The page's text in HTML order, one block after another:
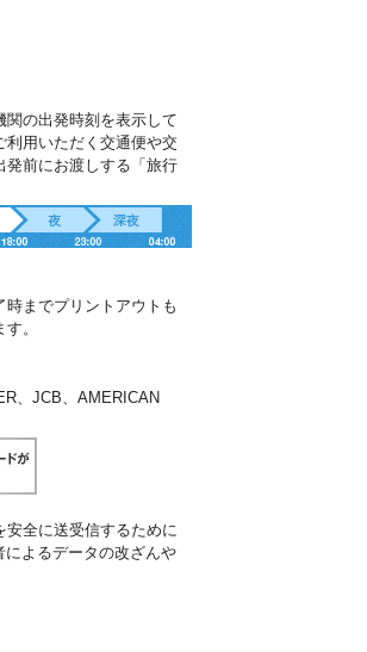
関の出発時刻を表示して
利用いただく交通便や交
発前にお渡しする「旅行
までプリントアウトも
。
、JCB、AMERICAN
安全に送受信するために
よるデータの改ざんや